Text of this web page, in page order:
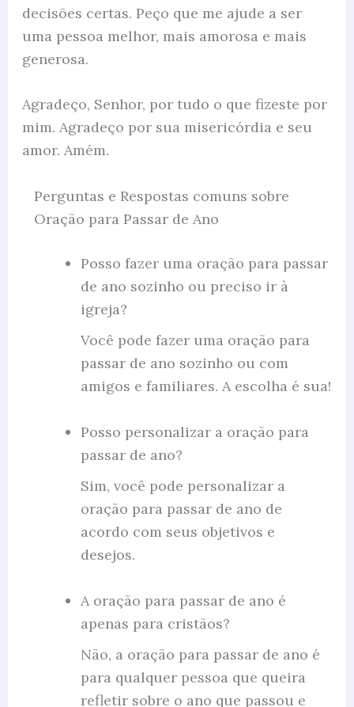
decisões certas. Peço que me ajude a ser
uma pessoa melhor, mais amorosa e mais
generosa.
Agradeço, Senhor, por tudo o que fizeste por
mim. Agradeço por sua misericórdia e seu
amor. Amém.
Perguntas e Respostas comuns sobre
Oração para Passar de Ano
Posso fazer uma oração para passar
de ano sozinho ou preciso ir à
igreja?
Você pode fazer uma oração para
passar de ano sozinho ou com
amigos e familiares. A escolha é sua!
Posso personalizar a oração para
passar de ano?
Sim, você pode personalizar a
oração para passar de ano de
acordo com seus objetivos e
desejos.
A oração para passar de ano é
apenas para cristãos?
Não, a oração para passar de ano é
para qualquer pessoa que queira
refletir sobre o ano que passou e